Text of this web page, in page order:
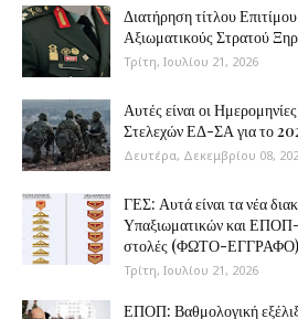
Διατήρηση τίτλου
Αξιωματικούς
Τρίτη, Ιουλίου 21, 2026
Αυτές είναι οι
Στελεχών ΕΔ-ΣΑ για το
Δευτέρα, Δεκεμβρίου 08,
ΓΕΣ: Αυτά είναι τα νέα
Υπαξιωματικών και
στολές (ΦΩΤΟ-ΕΓΓΡΑΦΟ)
Τρίτη, Ιουλίου 21, 2026
ΕΠΟΠ: Βαθμολογική